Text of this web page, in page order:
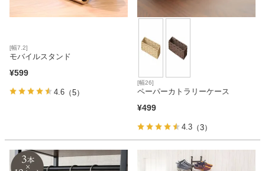
[幅7.2]
モバイルスタンド
¥599
4.6 （5）
[幅26]
ペーパーカトラリーケース
¥499
4.3 （3）